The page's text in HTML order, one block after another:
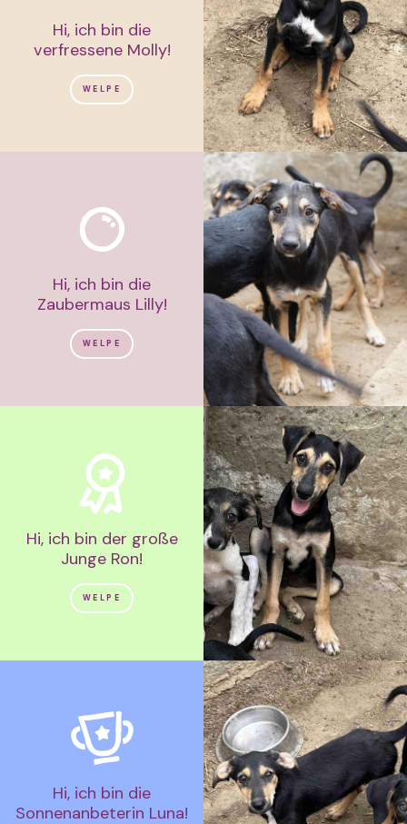
Hi, ich bin die
verfressene Molly!
WELPE
Hi, ich bin die
Zaubermaus Lilly!
WELPE
Hi, ich bin der große
Junge Ron!
WELPE
Hi, ich bin die
Sonnenanbeterin Luna!